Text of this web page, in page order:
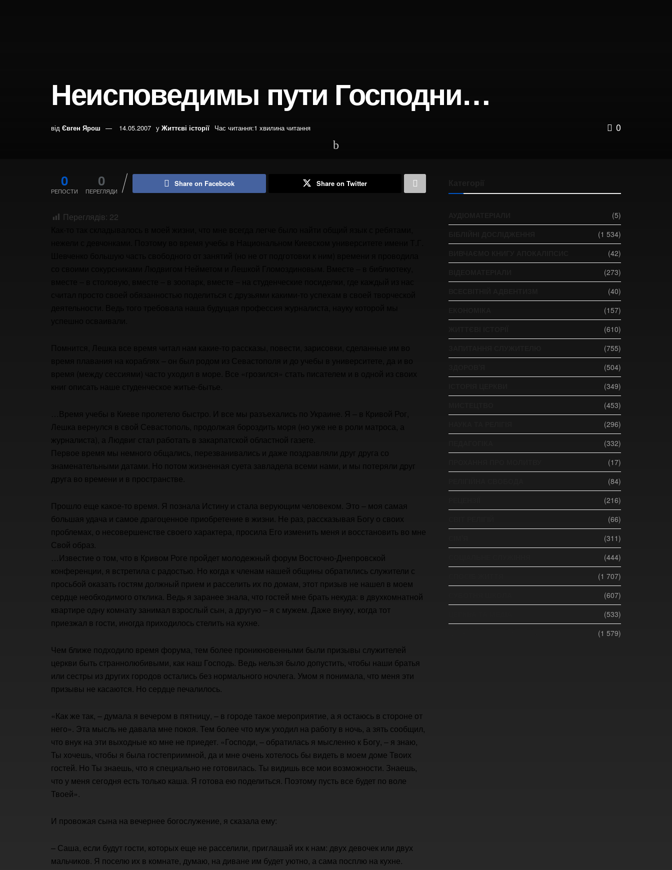
Неисповедимы пути Господни…
від Євген Ярош 14.05.2007 у Життєві історії Час читання:1 хвилина читання 0
0
РЕПОСТИ
0
ПЕРЕГЛЯДИ
Share on Facebook Share on Twitter
Переглядів: 22
…Время учебы в Киеве пролетело быстро. И все мы разъехались по Украине. Я – в Кривой Рог,
Лешка вернулся в свой Севастополь, продолжая бороздить моря (но уже не в роли матроса, а
журналиста), а Людвиг стал работать в закарпатской областной газете.
Первое время мы немного общались, перезванивались и даже поздравляли друг друга со
знаменательными датами. Но потом жизненная суета завладела всеми нами, и мы потеряли друг
друга во времени и в пространстве.
Прошло еще какое-то время. Я познала Истину и стала верующим человеком. Это – моя самая
большая удача и самое драгоценное приобретение в жизни. Не раз, рассказывая Богу о своих
проблемах, о несовершенстве своего характера, просила Его изменить меня и восстановить во мне
Свой образ.
…Известие о том, что в Кривом Роге пройдет молодежный форум Восточно-Днепровской
конференции, я встретила с радостью. Но когда к членам нашей общины обратились служители с
просьбой оказать гостям должный прием и расселить их по домам, этот призыв не нашел в моем
сердце необходимого отклика. Ведь я заранее знала, что гостей мне брать некуда: в двухкомнатной
квартире одну комнату занимал взрослый сын, а другую – я с мужем. Даже внуку, когда тот
приезжал в гости, иногда приходилось стелить на кухне.
Чем ближе подходило время форума, тем более проникновенными были призывы служителей
церкви быть страннолюбивыми, как наш Господь. Ведь нельзя было допустить, чтобы наши братья
или сестры из других городов остались без нормального ночлега. Умом я понимала, что меня эти
призывы не касаются. Но сердце печалилось.
«Как же так, – думала я вечером в пятницу, – в городе такое мероприятие, а я остаюсь в стороне от
него». Эта мысль не давала мне покоя. Тем более что муж уходил на работу в ночь, а зять сообщил,
что внук на эти выходные ко мне не приедет. «Господи, – обратилась я мысленно к Богу, – я знаю,
Ты хочешь, чтобы я была гостеприимной, да и мне очень хотелось бы видеть в моем доме Твоих
гостей. Но Ты знаешь, что я специально не готовилась. Ты видишь все мои возможности. Знаешь,
что у меня сегодня есть только каша. Я готова ею поделиться. Поэтому пусть все будет по воле
Твоей».
И провожая сына на вечернее богослужение, я сказала ему:
– Саша, если будут гости, которых еще не расселили, приглашай их к нам: двух девочек или двух
мальчиков. Я поселю их в комнате, думаю, на диване им будет уютно, а сама посплю на кухне.
(5)
(1 534)
(42)
(273)
(40)
(157)
(610)
(755)
(504)
(349)
(453)
(296)
(332)
(17)
(84)
(216)
(66)
(311)
(444)
(1 707)
(607)
(533)
(1 579)